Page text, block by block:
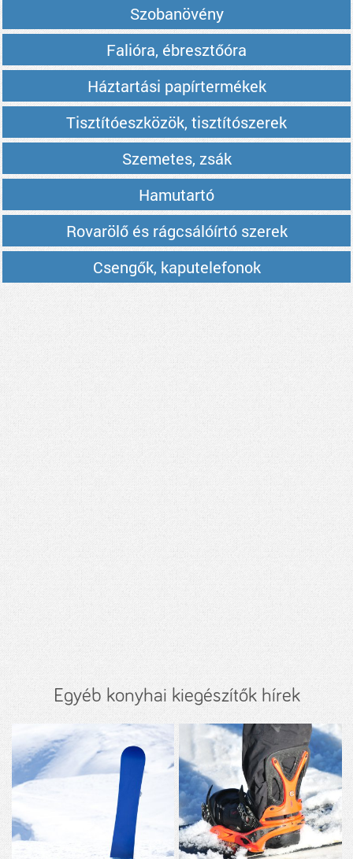
Szobanövény
Falióra, ébresztőóra
Háztartási papírtermékek
Tisztítóeszközök, tisztítószerek
Szemetes, zsák
Hamutartó
Rovarölő és rágcsálóírtó szerek
Csengők, kaputelefonok
Egyéb konyhai kiegészítők hírek